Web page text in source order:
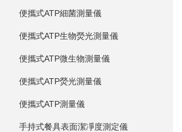
便攜式ATP細菌測量儀
便攜式ATP生物熒光測量儀
便攜式ATP微生物測量儀
便攜式ATP熒光測量儀
便攜式ATP測量儀
手持式餐具表面潔凈度測定儀